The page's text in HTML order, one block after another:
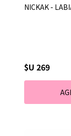
NICKAK -
$U 269